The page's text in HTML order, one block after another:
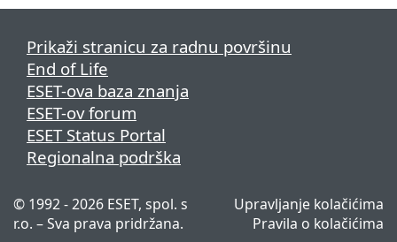
Prikaži stranicu za radnu površinu
End of Life
ESET-ova baza znanja
ESET-ov forum
ESET Status Portal
Regionalna podrška
© 1992 - 2026 ESET, spol. s
r.o. – Sva prava pridržana.
Upravljanje kolačićima
Pravila o kolačićima